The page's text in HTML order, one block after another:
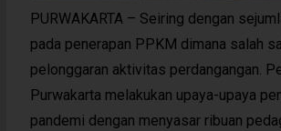
PURWAKARTA – Seiring dengan
pada penerapan PPKM dimana salah
pelonggaran aktivitas perdangangan.
Purwakarta melakukan upaya-upaya
pandemi dengan menyasar ribuan